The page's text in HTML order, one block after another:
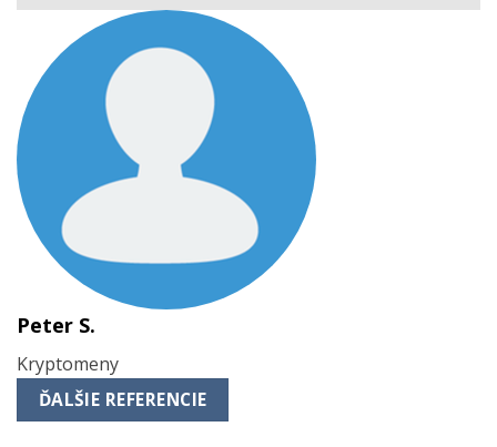
Peter S.
Kryptomeny
ĎALŠIE REFERENCIE